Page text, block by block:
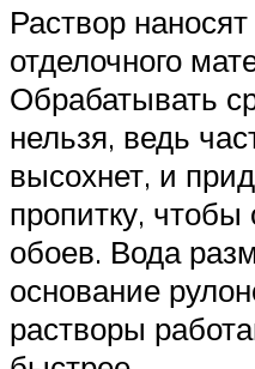
Раствор
отделочного
Обрабатывать
нельзя, ведь
высохнет, и
пропитку, чтобы
обоев. Вода
основание
растворы